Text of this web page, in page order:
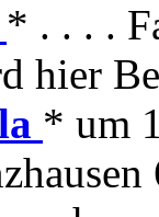
* . . . .
hier
* um